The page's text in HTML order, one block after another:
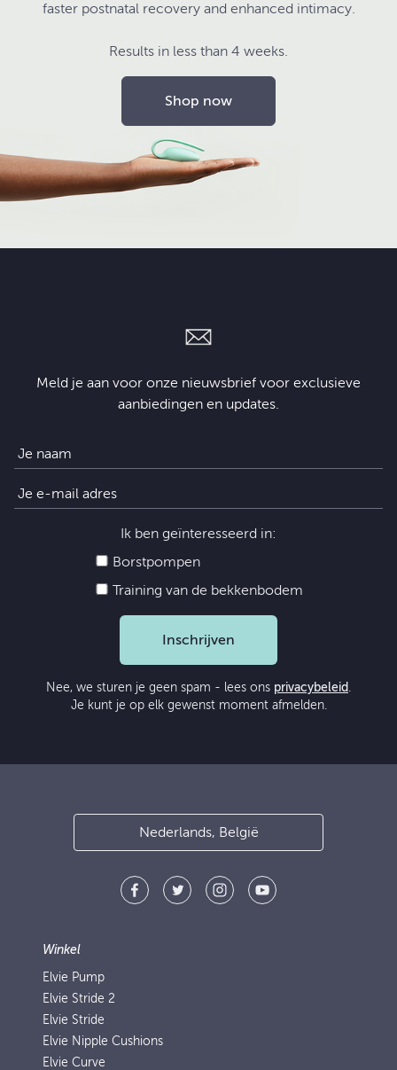
faster postnatal recovery and enhanced intimacy.
Results in less than 4 weeks.
Shop now
Meld je aan voor onze nieuwsbrief voor exclusieve
aanbiedingen en updates.
Ik ben geïnteresseerd in:
Borstpompen
Training van de bekkenbodem
Inschrijven
Nee, we sturen je geen spam - lees ons privacybeleid .
Je kunt je op elk gewenst moment afmelden.
Nederlands, België
Winkel
Elvie Pump
Elvie Stride 2
Elvie Stride
Elvie Nipple Cushions
Elvie Curve